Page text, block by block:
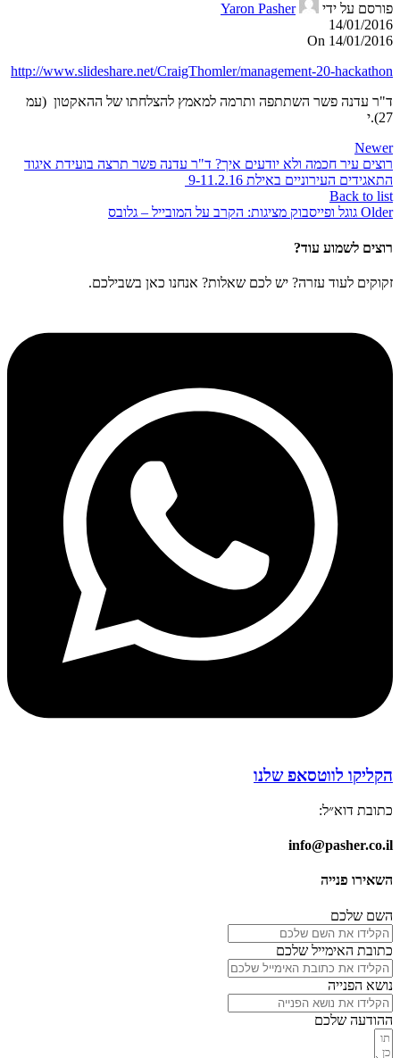
פורסם על ידי
Yaron Pasher
14/01/2016
On 14/01/2016
http://www.slideshare.net/CraigThomler/management-20-hackathon
ד"ר עדנה פשר השתתפה ותרמה למאמץ להצלחתו של ההאקטון (עמ
27).י
Newer
רוצים עיר חכמה ולא יודעים איך? ד"ר עדנה פשר תרצה בועידת איגוד
התאגידים העירוניים באילת 9-11.2.16
Back to list
Older גוגל ופייסבוק מציגות: הקרב על המובייל – גלובס
רוצים לשמוע עוד?
זקוקים לעוד עזרה? יש לכם שאלות? אנחנו כאן בשבילכם.
הקליקו לווטסאפ שלנו
כתובת דוא״ל:
info@pasher.co.il
השאירו פנייה
השם שלכם
כתובת האימייל שלכם
נושא הפנייה
ההודעה שלכם